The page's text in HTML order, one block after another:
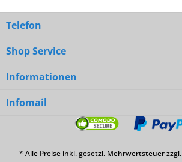
Telefon
Shop Service
Informationen
Infomail
* Alle Preise inkl. gesetzl. Mehrwertsteuer zzgl.